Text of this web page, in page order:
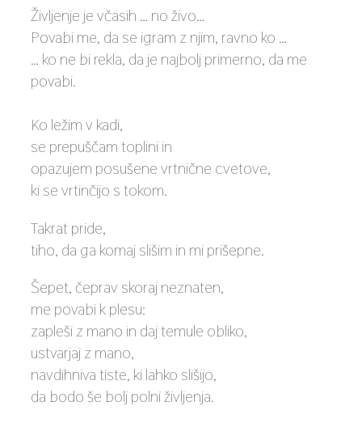
Življenje je včasih … no živo…
Povabi me, da se igram z njim, ravno ko …
… ko ne bi rekla, da je najbolj primerno, da me
povabi.
Ko ležim v kadi,
se prepuščam toplini in
opazujem posušene vrtnične cvetove,
ki se vrtinčijo s tokom.
Takrat pride,
tiho, da ga komaj slišim in mi prišepne.
Šepet, čeprav skoraj neznaten,
me povabi k plesu:
zapleši z mano in daj temule obliko,
ustvarjaj z mano,
navdihniva tiste, ki lahko slišijo,
da bodo še bolj polni življenja.